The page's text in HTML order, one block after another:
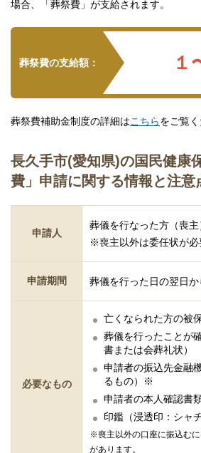
場合、「葬祭費」が支給されます。
葬祭費の支給額： １
葬祭費補助金制度の詳細はこちらをご覧く
長久手市(愛知県)の国民健康
費」申請に関する情報と注意
申請人
葬儀を行なった方（喪主
※喪主以外は委任状が必
申請期間 葬儀を行った日の翌日
必要なもの
亡くなられた方の被
葬儀を行ったことが
書または会葬礼状）
申請者の振込先金融
るもの）※
申請者の本人確認書
印鑑（浸透印：シャ
※喪主以外の口座に振込む
があります。